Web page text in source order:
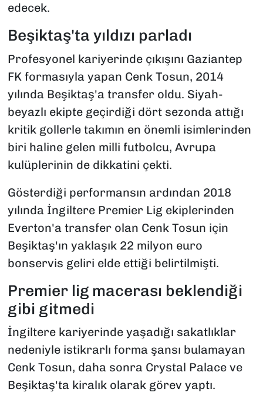
edecek.
Beşiktaş'ta yıldızı parladı
Profesyonel kariyerinde çıkışını Gaziantep
FK formasıyla yapan Cenk Tosun, 2014
yılında Beşiktaş'a transfer oldu. Siyah-
beyazlı ekipte geçirdiği dört sezonda attığı
kritik gollerle takımın en önemli isimlerinden
biri haline gelen milli futbolcu, Avrupa
kulüplerinin de dikkatini çekti.
Gösterdiği performansın ardından 2018
yılında İngiltere Premier Lig ekiplerinden
Everton'a transfer olan Cenk Tosun için
Beşiktaş'ın yaklaşık 22 milyon euro
bonservis geliri elde ettiği belirtilmişti.
Premier lig macerası beklendiği
gibi gitmedi
İngiltere kariyerinde yaşadığı sakatlıklar
nedeniyle istikrarlı forma şansı bulamayan
Cenk Tosun, daha sonra Crystal Palace ve
Beşiktaş'ta kiralık olarak görev yaptı.